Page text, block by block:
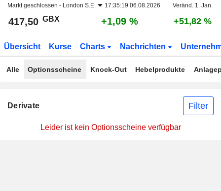
Markt geschlossen - London S.E. 17:35:19 06.08.2026 Veränd. 1. Jan.
417,50 GBX +1,09 % +51,82 %
Übersicht Kurse Charts Nachrichten
Alle Optionsscheine Knock-Out Hebelprodukte
Derivate Filter
Leider ist kein Optionsscheine verfügbar